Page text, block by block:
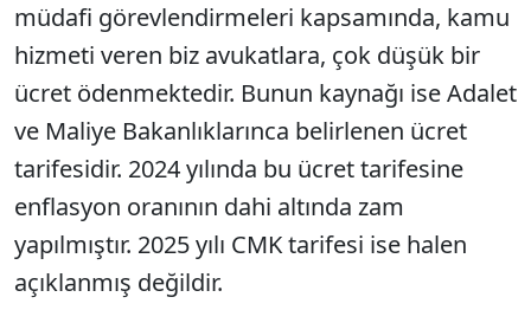
müdafi görevlendirmeleri kapsamında, kamu
hizmeti veren biz avukatlara, çok düşük bir
ücret ödenmektedir. Bunun kaynağı ise Adalet
ve Maliye Bakanlıklarınca belirlenen ücret
tarifesidir. 2024 yılında bu ücret tarifesine
enflasyon oranının dahi altında zam
yapılmıştır. 2025 yılı CMK tarifesi ise halen
açıklanmış değildir.